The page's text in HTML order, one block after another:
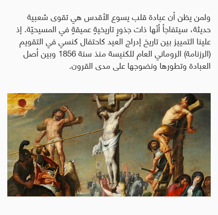
ولمن يظن أنعبادةقلب يسوع الأقدس هي تقوى شعبية
حديثة، سيتفاجأ أنّها ذات جذورٍ تاريخيةٍ عميقةٍ في المسيحيّة. إذ
علينا التمييز بين تاريخ إدراج العيد كاحتفال كنسي في التقويم
(الرزنامة) الروماني العام للكنيسة منذ سنة 1856 وبين أصل
العبادة وتطورها ونضوجها على مدى القرون.